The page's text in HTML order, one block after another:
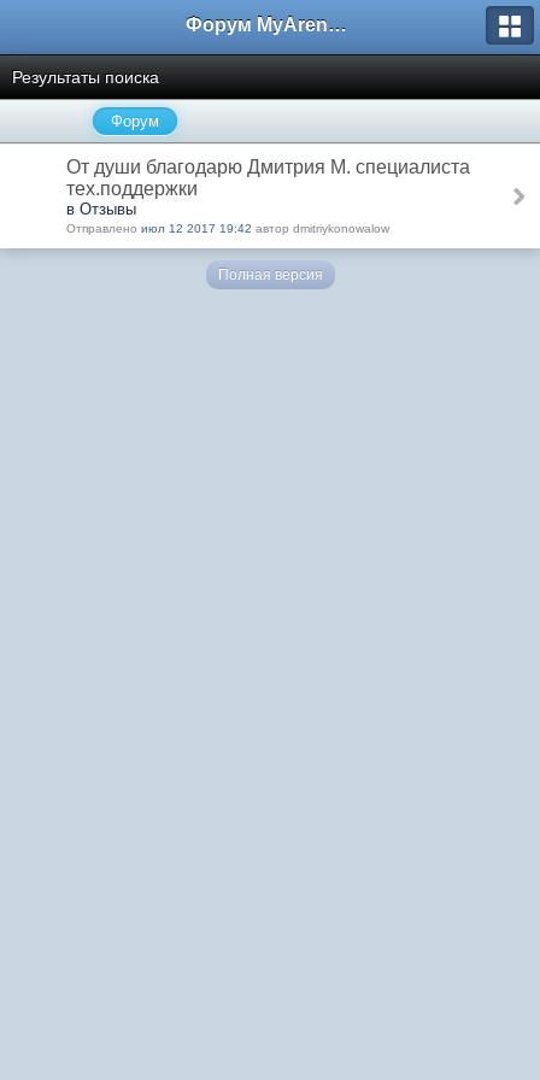
Форум MyArena.ru
Результаты поиска
Форум
От души благодарю Дмитрия М. специалиста
тех.поддержки
в Отзывы
Отправлено июл 12 2017 19:42 автор dmitriykonowalow
Полная версия